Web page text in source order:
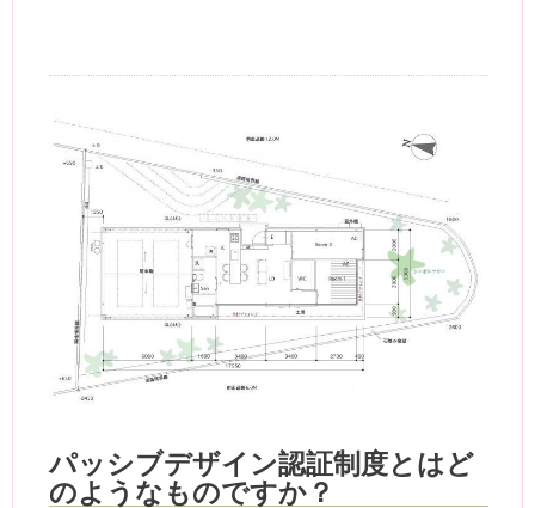
パッシブデザイン認証制度とはど
のようなものですか？